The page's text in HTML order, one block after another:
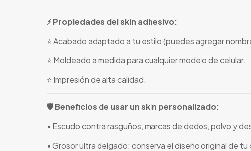
⚡ Propiedades del skin adhesivo:
⭐ Acabado adaptado a tu estilo (puedes agregar
⭐ Moldeado a medida para cualquier modelo de celular.
⭐ Impresión de alta calidad.
🛡️ Beneficios de usar un skin personalizado:
▪️ Escudo contra rasguños, marcas de dedos, polvo y
▪️ Grosor ultra delgado: conserva el diseño original de tu